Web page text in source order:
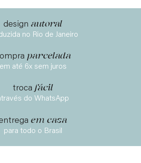
design autoral
no Rio de Janeiro
parcelada
em até 6x sem juros
troca fácil
do WhatsApp
em casa
para todo o Brasil